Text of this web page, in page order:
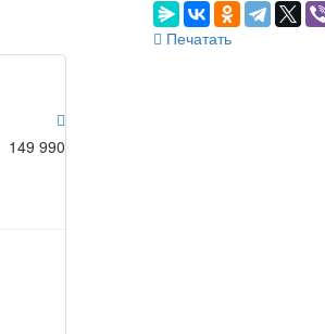
Печатать
149 990